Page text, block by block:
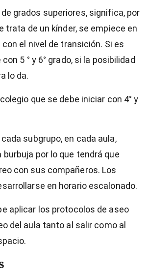
grados superiores, significa, por
trata de un kínder, se empiece en
el nivel de transición. Si es
5 ° y 6° grado, si la posibilidad
lo da.
que se debe iniciar con 4° y
subgrupo, en cada aula,
por lo que tendrá que
con sus compañeros. Los
en horario escalonado.
aplicar los protocolos de aseo
del aula tanto al salir como al